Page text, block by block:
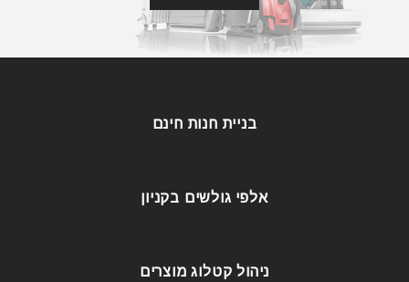
בניית חנות חינם
אלפי גולשים בקניון
ניהול קטלוג מוצרים